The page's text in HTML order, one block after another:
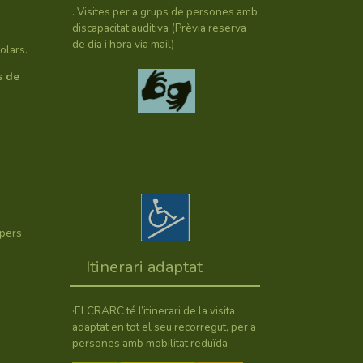
de
. Visites per a grups de persones amb
discapacitat auditiva (Prèvia reserva
de dia i hora via mail)
Itinerari adaptat
·El CRARC té l’itinerari de la visita
adaptat en tot el seu recorregut, per a
persones amb mobilitat reduïda